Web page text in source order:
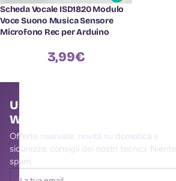
Scheda Vocale ISD1820 Modulo
Voce Suono Musica Sensore
Microfono Rec per Arduino
3,99€
Unisciti alla community
WallMall
Offerte riservate, novità su domotica e
sicurezza, consigli dei nostri tecnici. Niente
spam.